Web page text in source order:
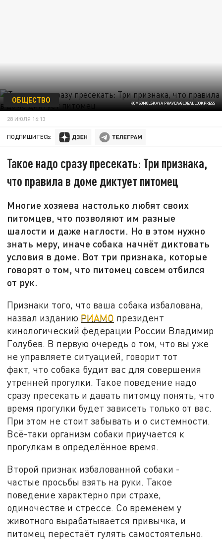
KOMSOMOLSKAYA PRAVDA/GLOBALLOOKPRESS
ОБЩЕСТВО
28 ИЮЛЯ 16:13
ПОДПИШИТЕСЬ:
Такое надо сразу пресекать: Три признака,
что правила в доме диктует питомец
Многие хозяева настолько любят своих
питомцев, что позволяют им разные
шалости и даже наглости. Но в этом нужно
знать меру, иначе собака начнёт диктовать
условия в доме. Вот три признака, которые
говорят о том, что питомец совсем отбился
от рук.
Признаки того, что ваша собака избалована,
назвал изданию РИАМО президент
кинологический федерации России Владимир
Голубев. В первую очередь о том, что вы уже
не управляете ситуацией, говорит тот
факт, что собака будит вас для совершения
утренней прогулки. Такое поведение надо
сразу пресекать и давать питомцу понять, что
время прогулки будет зависеть только от вас.
При этом не стоит забывать и о системности.
Всё-таки организм собаки приучается к
прогулкам в определённое время.
Второй признак избалованной собаки -
частые просьбы взять на руки. Такое
поведение характерно при страхе,
одиночестве и стрессе. Со временем у
животного вырабатывается привычка, и
питомец перестаёт гулять самостоятельно.